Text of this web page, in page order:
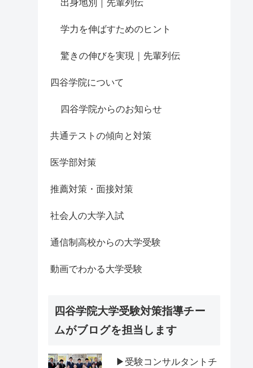
出身地別｜先輩列伝
学力を伸ばすためのヒント
驚きの伸びを実現｜先輩列伝
四谷学院について
四谷学院からのお知らせ
共通テストの傾向と対策
医学部対策
推薦対策・面接対策
社会人の大学入試
通信制高校からの大学受験
動画でわかる大学受験
四谷学院大学受験対策指導チー
ムがブログを担当します
▶受験コンサルタントチ